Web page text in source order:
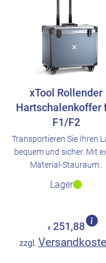
xTool Rollender
Hartschalenkoffer
F1/F2
Transportieren Sie Ihren
bequem und sicher. Mit
Material-Stauraum..
Lager
€ 251,88
zzgl.